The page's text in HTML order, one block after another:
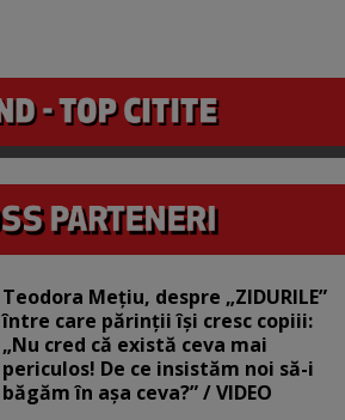
Teodora Mețiu, despre „ZIDURILE”
între care părinții își cresc copiii:
„Nu cred că există ceva mai
periculos! De ce insistăm noi să-i
băgăm în așa ceva?” / VIDEO